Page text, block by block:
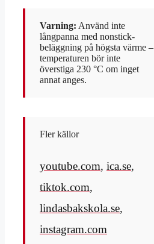
Varning: Använd inte
långpanna med nonstick-
beläggning på högsta värme –
temperaturen bör inte
överstiga 230 °C om inget
annat anges.
Fler källor
youtube.com, ica.se,
tiktok.com,
lindasbakskola.se,
instagram.com